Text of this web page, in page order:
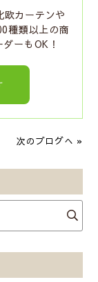
欧カーテンや
種類以上の商
ーもOK！
次のブログへ »